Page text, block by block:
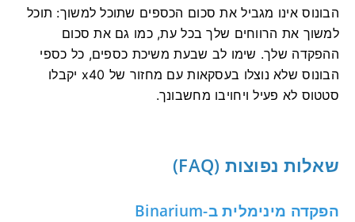
הבונוס אינו מגביל את סכום הכספים שתוכל למשוך: תוכל
למשוך את הרווחים שלך בכל עת, כמו גם את סכום
ההפקדה שלך. שימו לב שבעת משיכת כספים, כל כספי
הבונוס שלא נוצלו בעסקאות עם מחזור של x40 יקבלו
סטטוס לא פעיל ויחויבו מחשבונך.
שאלות נפוצות (FAQ)
הפקדה מינימלית ב-Binarium